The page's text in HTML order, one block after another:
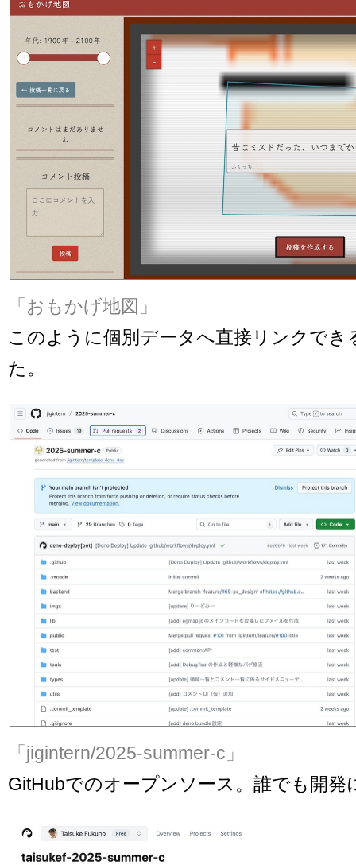
「おもかげ地図」
このように個別データへ直接リンクで
た。
「jigintern/2025-summer-c」
GitHubでのオープンソース。誰でも開発